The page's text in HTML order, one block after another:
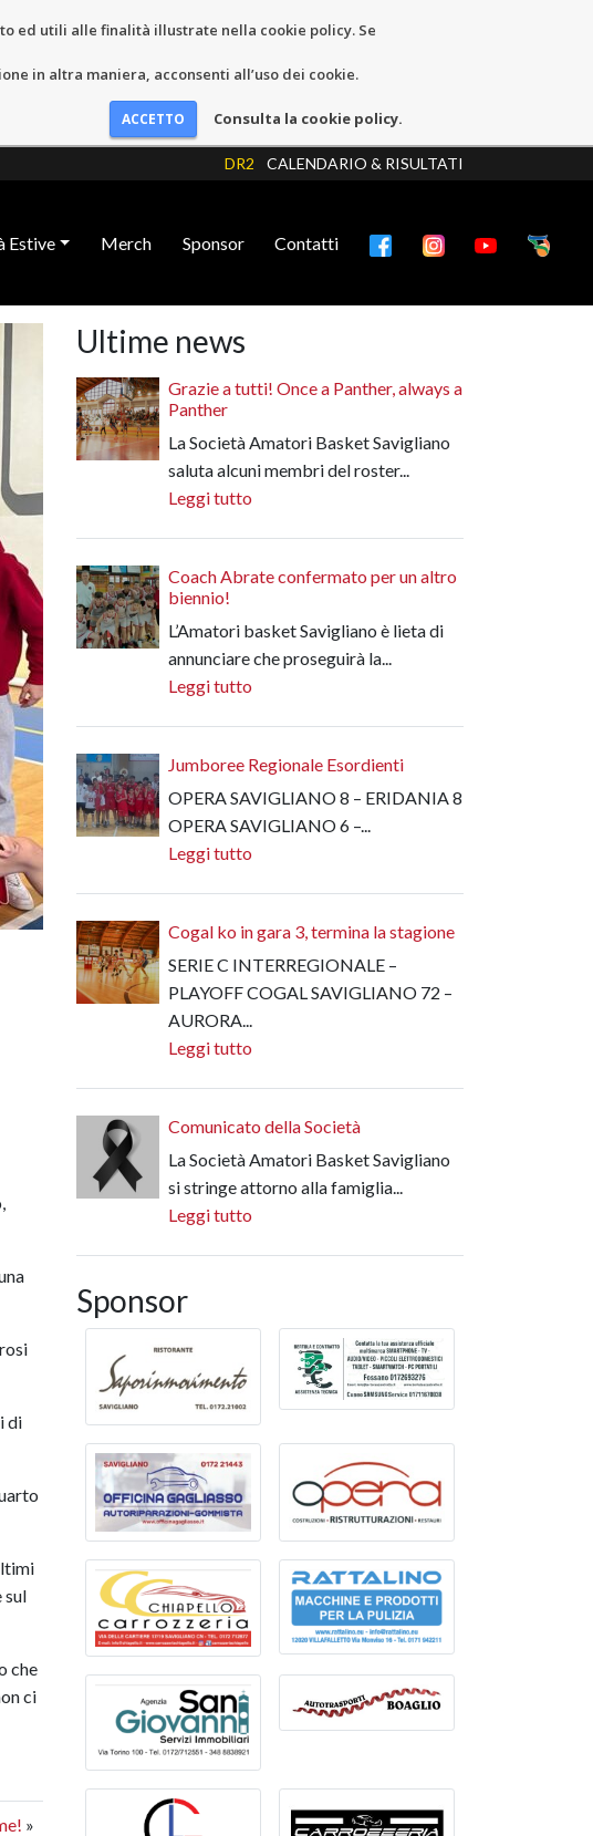
ed utili alle finalità illustrate nella cookie policy. Se
in altra maniera, acconsenti all’uso dei cookie.
Consulta la cookie policy.
DR2 CALENDARIO & RISULTATI
Estive Merch Sponsor Contatti
di
sul
che
ci
»
Ultime news
Grazie a tutti! Once a Panther, always a
Panther
La Società Amatori Basket Savigliano
saluta alcuni membri del roster...
Leggi tutto
Coach Abrate confermato per un altro
biennio!
L’Amatori basket Savigliano è lieta di
annunciare che proseguirà la...
Leggi tutto
Jumboree Regionale Esordienti
OPERA SAVIGLIANO 8 – ERIDANIA 8
OPERA SAVIGLIANO 6 –...
Leggi tutto
Cogal ko in gara 3, termina la stagione
SERIE C INTERREGIONALE –
PLAYOFF COGAL SAVIGLIANO 72 –
AURORA...
Leggi tutto
Comunicato della Società
La Società Amatori Basket Savigliano
si stringe attorno alla famiglia...
Leggi tutto
Sponsor